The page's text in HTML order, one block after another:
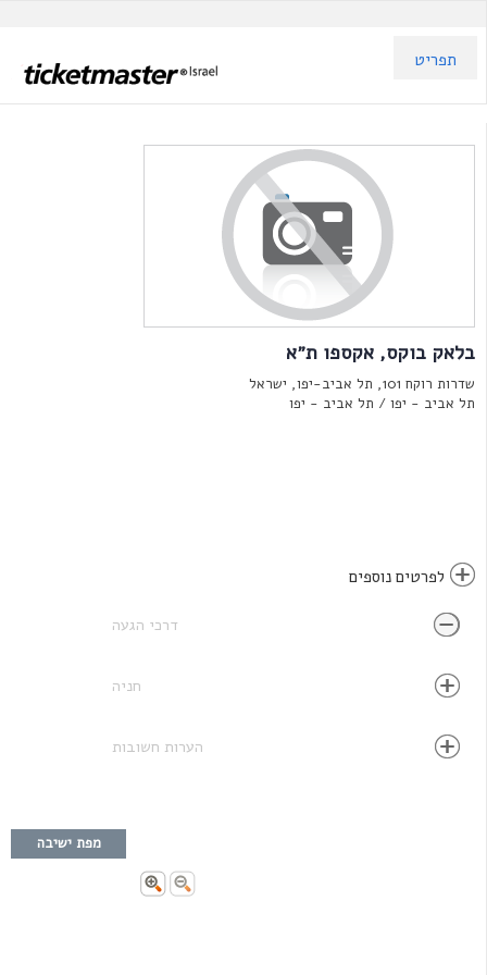
תפריט
בלאק בוקס, אקספו ת״א
שדרות רוקח 101, תל אביב-יפו, ישראל
תל אביב - יפו / תל אביב - יפו
לפרטים נוספים
דרכי הגעה
חניה
הערות חשובות
מפת ישיבה